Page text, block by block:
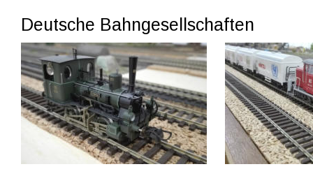
Deutsche Bahngesellschaften